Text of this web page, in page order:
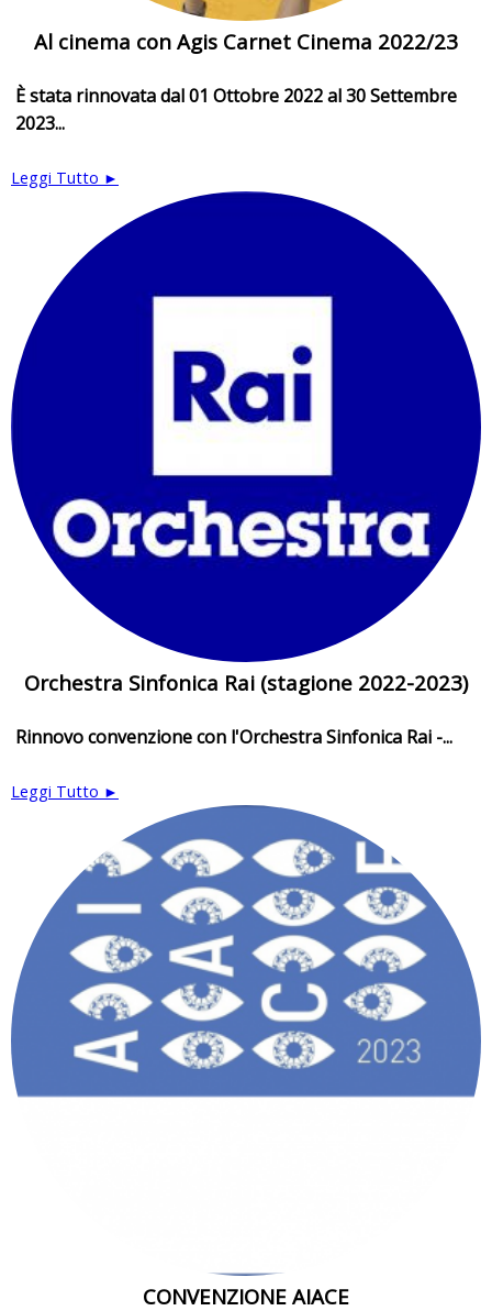
Al cinema con Agis Carnet Cinema 2022/23
È stata rinnovata dal 01 Ottobre 2022 al 30 Settembre
2023...
Leggi Tutto ►
Orchestra Sinfonica Rai (stagione 2022-2023)
Rinnovo convenzione con l'Orchestra Sinfonica Rai -...
Leggi Tutto ►
CONVENZIONE AIACE